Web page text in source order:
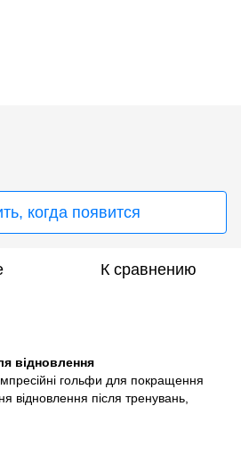
когда появится
К сравнению
відновлення
гольфи для покращення
відновлення після тренувань,